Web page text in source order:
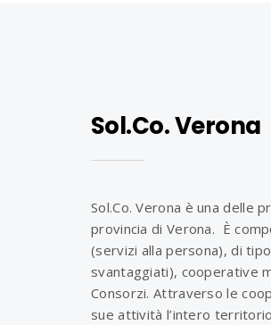
Sol.Co. Verona
Sol.Co. Verona è una delle
provincia di Verona. È
(servizi alla persona), di
svantaggiati), cooperative
Consorzi. Attraverso le
sue attività l’intero